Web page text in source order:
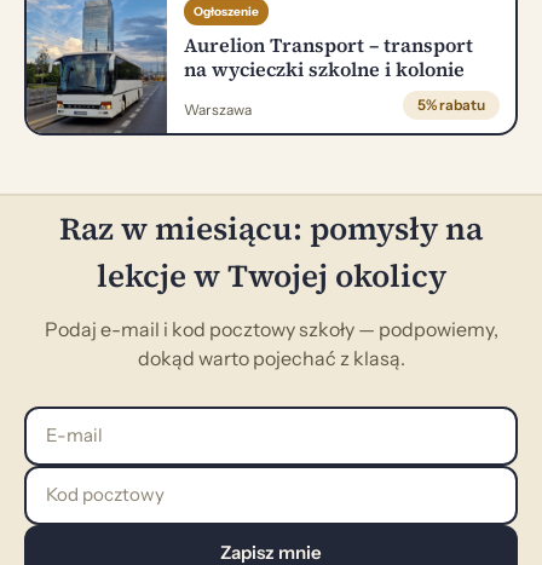
Ogłoszenie
Aurelion Transport – transport
na wycieczki szkolne i kolonie
Warszawa 5% rabatu
Raz w miesiącu: pomysły na
lekcje w Twojej okolicy
Podaj e-mail i kod pocztowy szkoły — podpowiemy,
dokąd warto pojechać z klasą.
E-mail
Kod pocztowy
Zapisz mnie